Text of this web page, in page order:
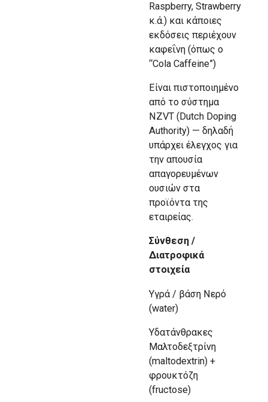
Raspberry, Strawberry
κ.ά.) και κάποιες
εκδόσεις περιέχουν
καφεΐνη (όπως ο
“Cola Caffeine”)
Είναι πιστοποιημένο
από το σύστημα
NZVT (Dutch Doping
Authority) — δηλαδή
υπάρχει έλεγχος για
την απουσία
απαγορευμένων
ουσιών στα
προϊόντα της
εταιρείας.
Σύνθεση /
Διατροφικά
στοιχεία
Υγρά / βάση Νερό
(water)
Υδατάνθρακες
Μαλτοδεξτρίνη
(maltodextrin) +
φρουκτόζη
(fructose)